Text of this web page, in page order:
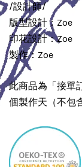
/設計師/
版型設計：Zoe
印花設計：Zoe
製作：Zoe
此商品為「接單
個製作天（不包